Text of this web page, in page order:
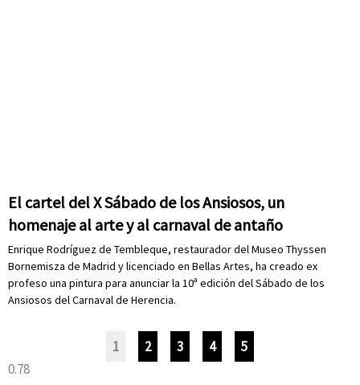
El cartel del X Sábado de los Ansiosos, un
homenaje al arte y al carnaval de antaño
Enrique Rodríguez de Tembleque, restaurador del Museo Thyssen
Bornemisza de Madrid y licenciado en Bellas Artes, ha creado ex
profeso una pintura para anunciar la 10ª edición del Sábado de los
Ansiosos del Carnaval de Herencia.
1 2 3 4 5